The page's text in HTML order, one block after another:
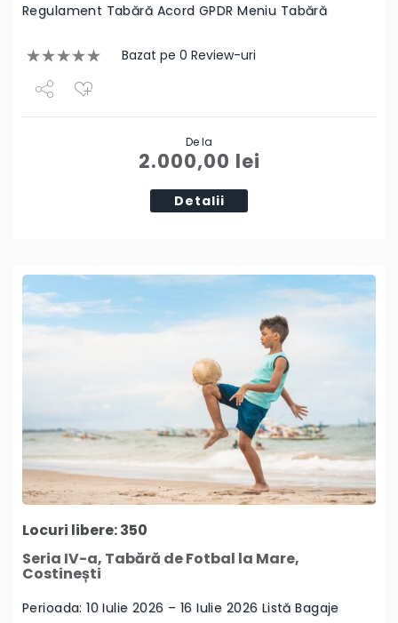
Regulament Tabără Acord GPDR Meniu Tabără
Bazat pe 0 Review-uri
De la
2.000,00 lei
Detalii
Locuri libere: 350
Seria IV-a, Tabără de Fotbal la Mare,
Costinești
Perioada: 10 Iulie 2026 – 16 Iulie 2026 Listă Bagaje